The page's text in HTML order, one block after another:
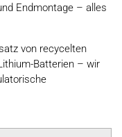
Endmontage – alles
von recycelten
Batterien – wir